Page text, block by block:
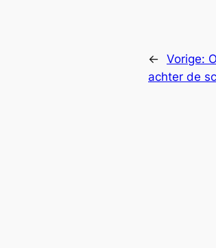
← Vorige:
achter de